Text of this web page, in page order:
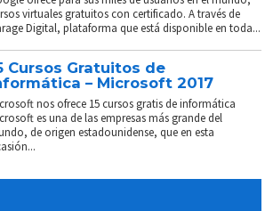
virtuales gratuitos con certificado. A través de
Digital, plataforma que está disponible en toda...
Cursos Gratuitos de
– Microsoft 2017
nos ofrece 15 cursos gratis de informática
es una de las empresas más grande del
de origen estadounidense, que en esta